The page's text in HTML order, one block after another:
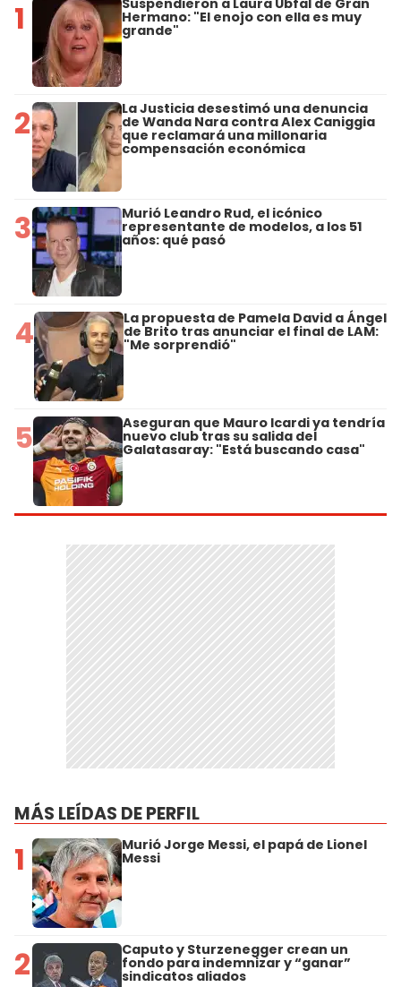
1 Suspendieron a Laura Ubfal de Gran
Hermano: "El enojo con ella es muy
grande"
2 La Justicia desestimó una denuncia
de Wanda Nara contra Alex Caniggia
que reclamará una millonaria
compensación económica
3 Murió Leandro Rud, el icónico
representante de modelos, a los 51
años: qué pasó
4 La propuesta de Pamela David a Ángel
de Brito tras anunciar el final de LAM:
"Me sorprendió"
5 Aseguran que Mauro Icardi ya tendría
nuevo club tras su salida del
Galatasaray: "Está buscando casa"
MÁS LEÍDAS DE PERFIL
1 Murió Jorge Messi, el papá de Lionel
Messi
2 Caputo y Sturzenegger crean un
fondo para indemnizar y “ganar”
sindicatos aliados